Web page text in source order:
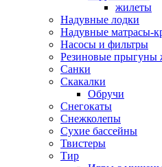
жилеты
Надувные лодки
Надувные матрасы-
Насосы и фильтры
Резиновые прыгуны
Санки
Скакалки
Обручи
Снегокаты
Снежколепы
Сухие бассейны
Твистеры
Тир